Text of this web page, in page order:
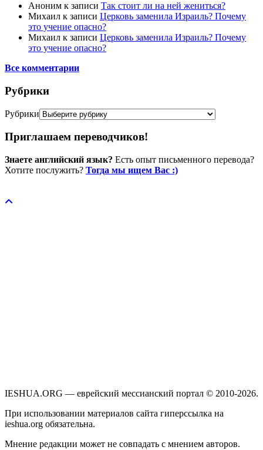
Аноним к записи Так стоит ли на ней жениться?
Михаил к записи Церковь заменила Израиль? Почему
это учение опасно?
Михаил к записи Церковь заменила Израиль? Почему
это учение опасно?
Все комментарии
Рубрики
Рубрики
Приглашаем переводчиков!
Знаете английский язык? Есть опыт письменного перевода?
Хотите послужить? Тогда мы ищем Вас :)
IESHUA.ORG — еврейский мессианский портал © 2010-2026.
При использовании материалов сайта гиперссылка на
ieshua.org обязательна.
Мнение редакции может не совпадать с мнением авторов.